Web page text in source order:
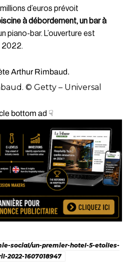
d’euros prévoit
à débordement, un bar à
piano-bar. L’ouverture est
2022.
© Getty – Universal
bottom ad ☟
social/un-premier-hotel-5-etoiles-
2022-1607018947